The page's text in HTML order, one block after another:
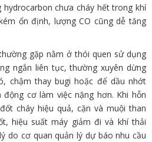
chưa cháy hết trong khí
ổn định, lượng CO cũng dễ tăng
gặp nằm ở thói quen sử dụng
ngắn liên tục, thường xuyên dừng
chậm thay bugi hoặc để dầu nhớt
động cơ làm việc nặng hơn. Khi hỗn
cháy hiệu quả, cặn và muội than
hiệu suất máy giảm đi và khí thải
do cơ quan quản lý dự báo nhu cầu